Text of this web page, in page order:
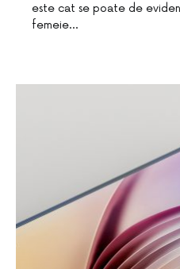
este cat se poate de
femeie…